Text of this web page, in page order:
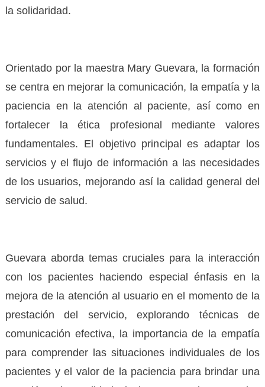
la solidaridad.
Orientado por la maestra Mary Guevara, la formación
se centra en mejorar la comunicación, la empatía y la
paciencia en la atención al paciente, así como en
fortalecer la ética profesional mediante valores
fundamentales. El objetivo principal es adaptar los
servicios y el flujo de información a las necesidades
de los usuarios, mejorando así la calidad general del
servicio de salud.
Guevara aborda temas cruciales para la interacción
con los pacientes haciendo especial énfasis en la
mejora de la atención al usuario en el momento de la
prestación del servicio, explorando técnicas de
comunicación efectiva, la importancia de la empatía
para comprender las situaciones individuales de los
pacientes y el valor de la paciencia para brindar una